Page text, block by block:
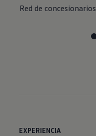
Red de concesionarios
EXPERIENCIA